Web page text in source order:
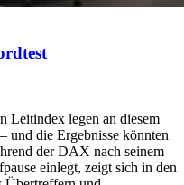
Leitindex legen an diesem
und die Ergebnisse könnten
der DAX nach seinem
einlegt, zeigt sich in den